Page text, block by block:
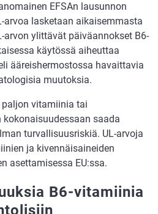
EFSAn lausunnon
arvoa lasketaan aikaisemmasta
arvon ylittävät päiväannokset B6-
käytössä aiheuttaa
ääreishermostossa havaittavia
muutoksia.
paljon vitamiinia tai
saada
turvallisuusriskiä. UL-arvoja
ja kivennäisaineiden
asettamisessa EU:ssa.
B6-vitamiinia